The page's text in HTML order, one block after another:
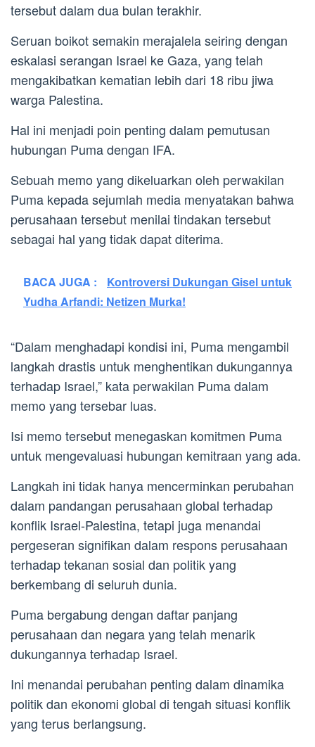
tersebut dalam dua bulan terakhir.
Seruan boikot semakin merajalela seiring dengan
eskalasi serangan Israel ke Gaza, yang telah
mengakibatkan kematian lebih dari 18 ribu jiwa
warga Palestina.
Hal ini menjadi poin penting dalam pemutusan
hubungan Puma dengan IFA.
Sebuah memo yang dikeluarkan oleh perwakilan
Puma kepada sejumlah media menyatakan bahwa
perusahaan tersebut menilai tindakan tersebut
sebagai hal yang tidak dapat diterima.
BACA JUGA :
Kontroversi Dukungan Gisel untuk
Yudha Arfandi: Netizen Murka!
“Dalam menghadapi kondisi ini, Puma mengambil
langkah drastis untuk menghentikan dukungannya
terhadap Israel,” kata perwakilan Puma dalam
memo yang tersebar luas.
Isi memo tersebut menegaskan komitmen Puma
untuk mengevaluasi hubungan kemitraan yang ada.
Langkah ini tidak hanya mencerminkan perubahan
dalam pandangan perusahaan global terhadap
konflik Israel-Palestina, tetapi juga menandai
pergeseran signifikan dalam respons perusahaan
terhadap tekanan sosial dan politik yang
berkembang di seluruh dunia.
Puma bergabung dengan daftar panjang
perusahaan dan negara yang telah menarik
dukungannya terhadap Israel.
Ini menandai perubahan penting dalam dinamika
politik dan ekonomi global di tengah situasi konflik
yang terus berlangsung.